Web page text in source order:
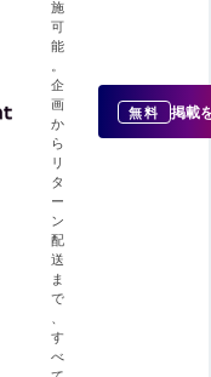
施
可
能
。
企
画
か
ら
リ
タ
ー
ン
配
送
ま
で
、
す
べ
無料 掲載